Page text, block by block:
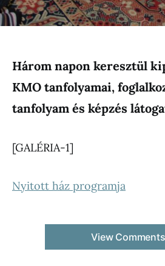
Három napon keresztül
KMO tanfolyamai,
tanfolyam és képzés
[GALÉRIA-1]
Nyitott ház programja
View